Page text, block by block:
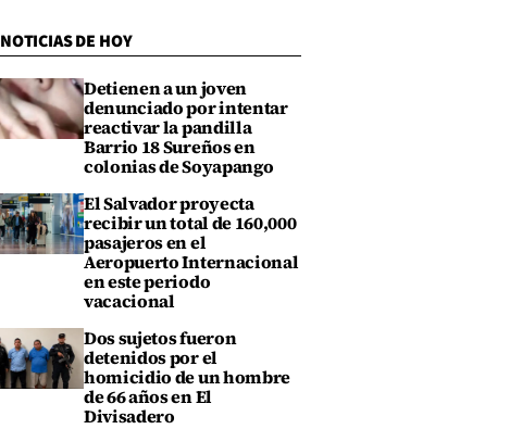
NOTICIAS DE HOY
Detienen a un joven
denunciado por intentar
reactivar la pandilla
Barrio 18 Sureños en
colonias de Soyapango
El Salvador proyecta
recibir un total de 160,000
pasajeros en el
Aeropuerto Internacional
en este periodo
vacacional
Dos sujetos fueron
detenidos por el
homicidio de un hombre
de 66 años en El
Divisadero